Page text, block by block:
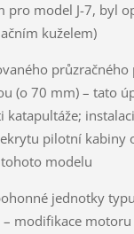
pro model J-7, byl
kuželem)
(o 70 mm) – tato
katapultáže;
pilotní kabiny
modelu
jednotky
modifikace motoru